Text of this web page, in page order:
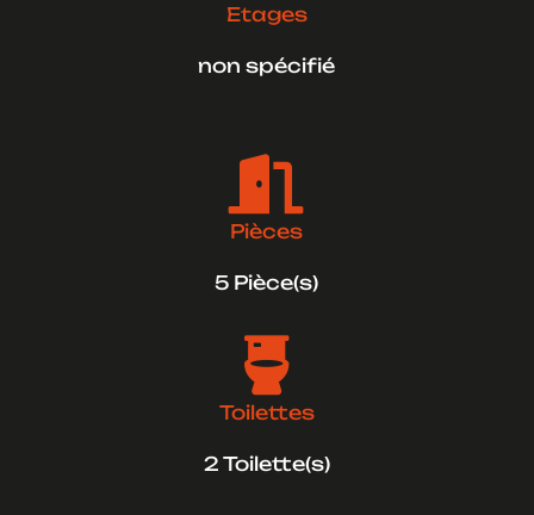
Etages
non spécifié

Pièces
5 Pièce(s)

Toilettes
2 Toilette(s)